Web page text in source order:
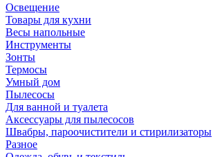
Освещение
Товары для кухни
Весы напольные
Инструменты
Зонты
Термосы
Умный дом
Пылесосы
Для ванной и туалета
Аксессуары для пылесосов
Швабры, пароочистители и стирилизаторы
Разное